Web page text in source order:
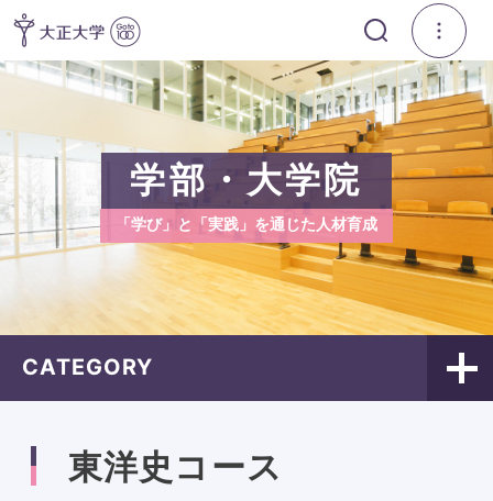
学部・大学院
「学び」と「実践」を通じた人材育成
CATEGORY
東洋史コース